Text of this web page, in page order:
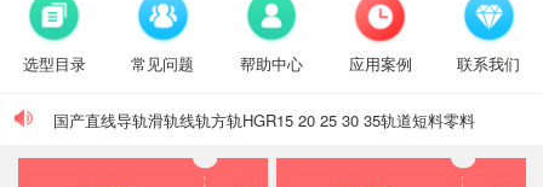
选型目录 常见问题 帮助中心 应用案例 联系我们
2022双十一促销又要来了哦
滚轮直线导轨双十一双十二优惠特价批发
国产直线导轨滑轨线轨方轨HGR15 20 25 30 35轨道短料零料